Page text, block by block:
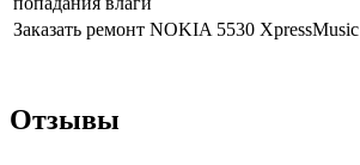
Заказать ремонт NOKIA 5530 XpressMusic
Отзывы